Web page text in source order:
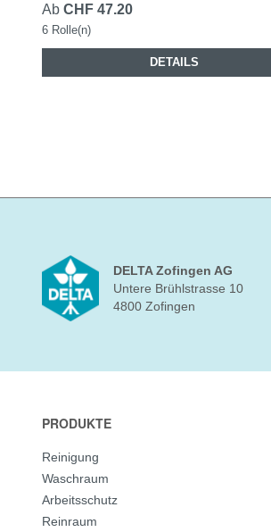
Ab CHF 47.20
6 Rolle(n)
DETAILS
DELTA Zofingen AG
Untere Brühlstrasse 10
4800 Zofingen
PRODUKTE
Reinigung
Waschraum
Arbeitsschutz
Reinraum